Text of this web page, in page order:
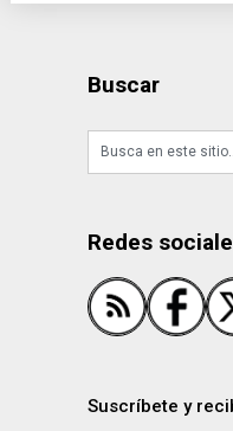
Buscar
Redes
Suscríbete y